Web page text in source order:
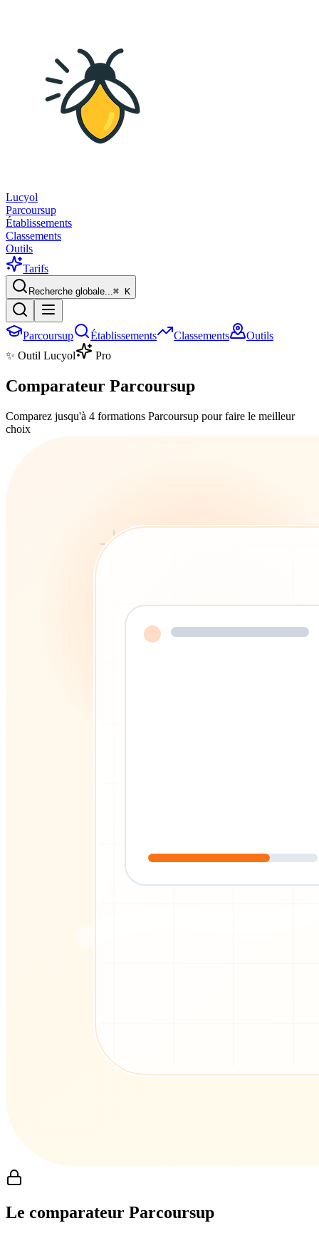
Lucyol
Parcoursup
Établissements
Classements
Outils
Tarifs
Recherche globale...⌘ K
Parcoursup Établissements Classements
Outils
✨ Outil Lucyol
Pro
Comparateur Parcoursup
Comparez jusqu'à 4 formations Parcoursup pour faire le meilleur
choix
Le comparateur Parcoursup